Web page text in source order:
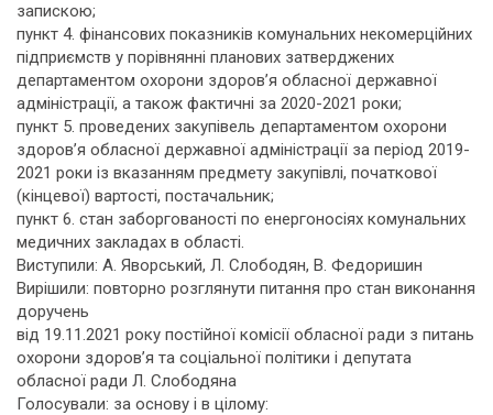
запискою;
пункт 4. фінансових показників комунальних некомерційних
підприємств у порівнянні планових затверджених
департаментом охорони здоров’я обласної державної
адміністрації, а також фактичні за 2020-2021 роки;
пункт 5. проведених закупівель департаментом охорони
здоров’я обласної державної адміністрації за період 2019-
2021 роки із вказанням предмету закупівлі, початкової
(кінцевої) вартості, постачальник;
пункт 6. стан заборгованості по енергоносіях комунальних
медичних закладах в області.
Виступили: А. Яворський, Л. Слободян, В. Федоришин
Вирішили: повторно розглянути питання про стан виконання
доручень
від 19.11.2021 року постійної комісії обласної ради з питань
охорони здоров’я та соціальної політики і депутата
обласної ради Л. Слободяна
Голосували: за основу і в цілому: